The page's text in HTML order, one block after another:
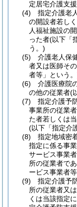
定居宅介護支
(4)
指定介護老
の開設者若し
人福祉施設の
った者(以下「
う。)
(5)
介護老人保
者又は医師そ
者等」という
(6)
介護医療院
の他の従業者(
(7)
指定介護予
事業所の従業
た者若しくは
(以下「指定介
(8)
指定地域密
指定に係る事
サービス事業
所の従業者で
ービス事業者
(9)
指定介護予
所の従業者又
くは当該指定